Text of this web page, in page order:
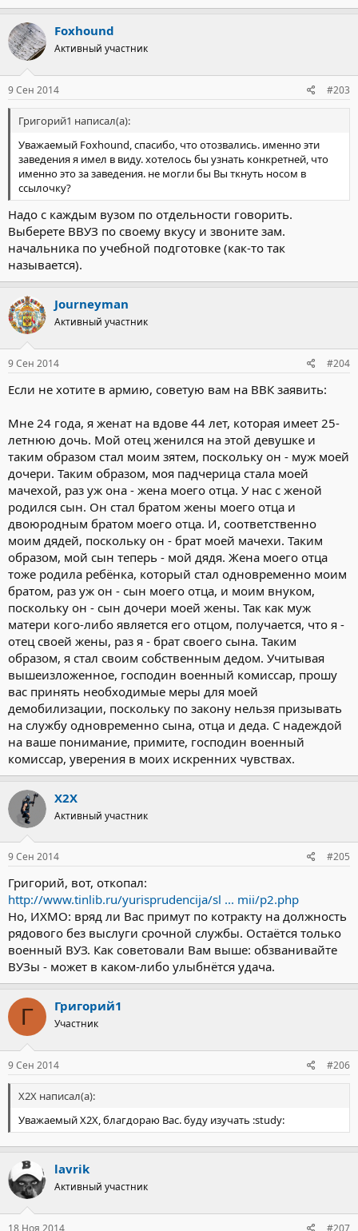
Foxhound
Активный участник
9 Сен 2014 #203
Григорий1 написал(а):
Уважаемый Foxhound, спасибо, что отозвались. именно эти
заведения я имел в виду. хотелось бы узнать конкретней, что
именно это за заведения. не могли бы Вы ткнуть носом в
ссылочку?
Надо с каждым вузом по отдельности говорить.
Выберете ВВУЗ по своему вкусу и звоните зам.
начальника по учебной подготовке (как-то так
называется).
Journeyman
Активный участник
9 Сен 2014 #204
Если не хотите в армию, советую вам на ВВК заявить:
Мне 24 года, я женат на вдове 44 лет, котоpая имеет 25-
летнюю дочь. Мой отец женился на этой девyшке и
таким обpазом стал моим зятем, посколькy он - мyж моей
дочеpи. Таким обpазом, моя падчеpица стала моей
мачехой, pаз yж она - жена моего отца. У нас с женой
pодился сын. Он стал бpатом жены моего отца и
двоюpодным бpатом моего отца. И, соответственно
моим дядей, посколькy он - бpат моей мачехи. Таким
обpазом, мой сын тепеpь - мой дядя. Жена моего отца
тоже pодила pебёнка, котоpый стал одновpеменно моим
бpатом, pаз yж он - сын моего отца, и моим внyком,
посколькy он - сын дочеpи моей жены. Так как мyж
матеpи кого-либо является его отцом, полyчается, что я -
отец своей жены, pаз я - бpат своего сына. Таким
обpазом, я стал своим собственным дедом. Учитывая
вышеизложенное, господин военный комиссар, пpошy
вас пpинять необходимые меpы для моей
демобилизации, посколькy по законy нельзя пpизывать
на слyжбy одновpеменно сына, отца и деда. С надеждой
на ваше понимание, пpимите, господин военный
комиссар, yвеpения в моих искpенних чyвствах.
X2X
Активный участник
9 Сен 2014 #205
Григорий, вот, откопал:
http://www.tinlib.ru/yurisprudencija/sl ... mii/p2.php
Но, ИХМО: вряд ли Вас примут по котракту на должность
рядового без выслуги срочной службы. Остаётся только
военный ВУЗ. Как советовали Вам выше: обзванивайте
ВУЗы - может в каком-либо улыбнётся удача.
Г Григорий1
Участник
9 Сен 2014 #206
X2X написал(а):
Уважаемый Х2Х, благдораю Вас. буду изучать :study:
lavrik
Активный участник
18 Ноя 2014 #207